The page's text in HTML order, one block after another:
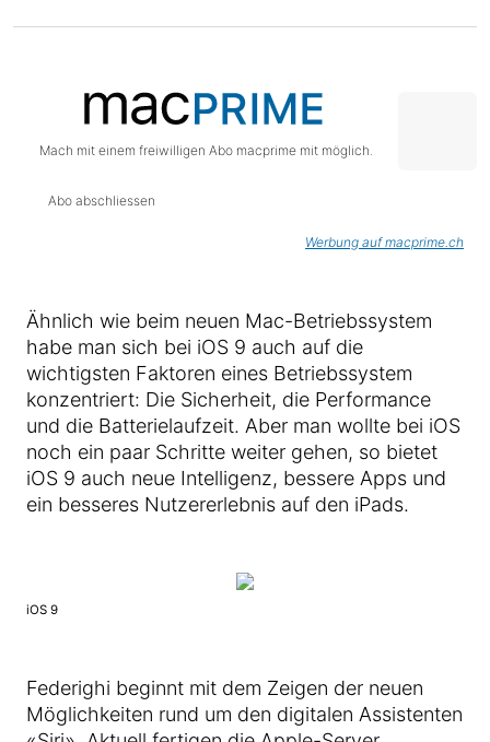
Mach mit einem freiwilligen Abo macprime mit möglich.
Abo abschliessen
Werbung auf macprime.ch
Ähnlich wie beim neuen Mac-Betriebssystem
habe man sich bei iOS 9 auch auf die
wichtigsten Faktoren eines Betriebssystem
konzentriert: Die Sicherheit, die Performance
und die Batterielaufzeit. Aber man wollte bei iOS
noch ein paar Schritte weiter gehen, so bietet
iOS 9 auch neue Intelligenz, bessere Apps und
ein besseres Nutzererlebnis auf den iPads.
iOS 9
Federighi beginnt mit dem Zeigen der neuen
Möglichkeiten rund um den digitalen Assistenten